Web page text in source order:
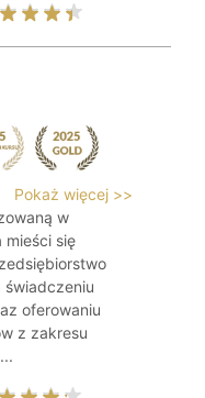
Pokaż więcej >>
w
mieści się
świadczeniu
oferowaniu
z zakresu